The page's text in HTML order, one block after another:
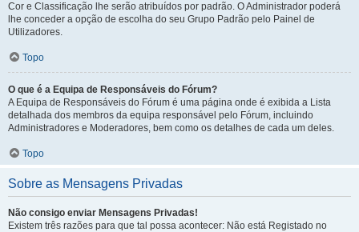
Cor e Classificação lhe serão atribuídos por padrão. O Administrador poderá
lhe conceder a opção de escolha do seu Grupo Padrão pelo Painel de
Utilizadores.
Topo
O que é a Equipa de Responsáveis do Fórum?
A Equipa de Responsáveis do Fórum é uma página onde é exibida a Lista
detalhada dos membros da equipa responsável pelo Fórum, incluindo
Administradores e Moderadores, bem como os detalhes de cada um deles.
Topo
Sobre as Mensagens Privadas
Não consigo enviar Mensagens Privadas!
Existem três razões para que tal possa acontecer: Não está Registado no